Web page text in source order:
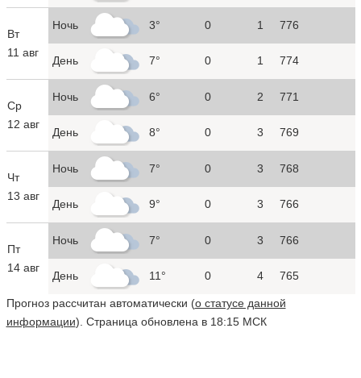
Вт
11 авг
Ночь 3° 0 1 776
День 7° 0 1 774
Ср
12 авг
Ночь 6° 0 2 771
День 8° 0 3 769
Чт
13 авг
Ночь 7° 0 3 768
День 9° 0 3 766
Пт
14 авг
Ночь 7° 0 3 766
День 11° 0 4 765
Прогноз рассчитан автоматически (о статусе данной
информации). Страница обновлена в 18:15 МСК